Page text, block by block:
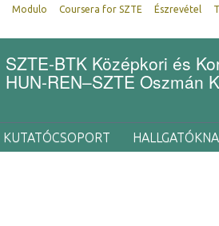
Modulo Coursera for SZTE Észrevétel
SZTE-BTK Középkori és
HUN-REN–SZTE Oszmán
KUTATÓCSOPORT